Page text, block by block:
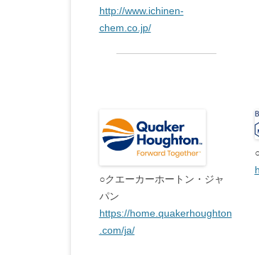
http://www.ichinen-
chem.co.jp/
○クエーカーホートン・ジャ
パン
https://home.quakerhoughton
.com/ja/